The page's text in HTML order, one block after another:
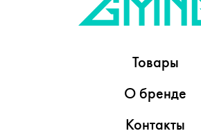
Товары
О бренде
Контакты